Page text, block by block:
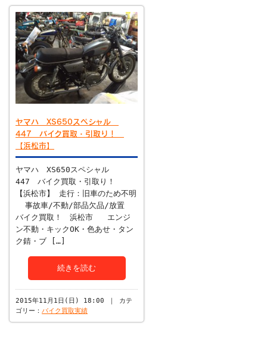
ヤマハ XS650スペシャル
447 バイク買取・引取り！
【浜松市】
ヤマハ XS650スペシャル
447 バイク買取・引取り！
【浜松市】 走行：旧車のため不明
事故車/不動/部品欠品/放置
バイク買取！ 浜松市 エンジ
ン不動・キックOK・色あせ・タン
ク錆・ブ […]
続きを読む
2015年11月1日(日) 18:00 ｜ カテ
ゴリー： バイク買取実績